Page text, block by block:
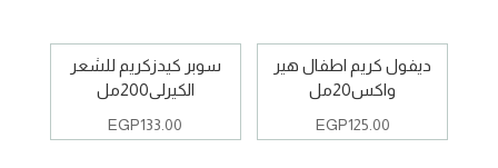
ديفول كريم اطفال هير
واكس20مل
EGP125.00
سوبر كيدزكريم للشعر
الكيرلى200مل
EGP133.00